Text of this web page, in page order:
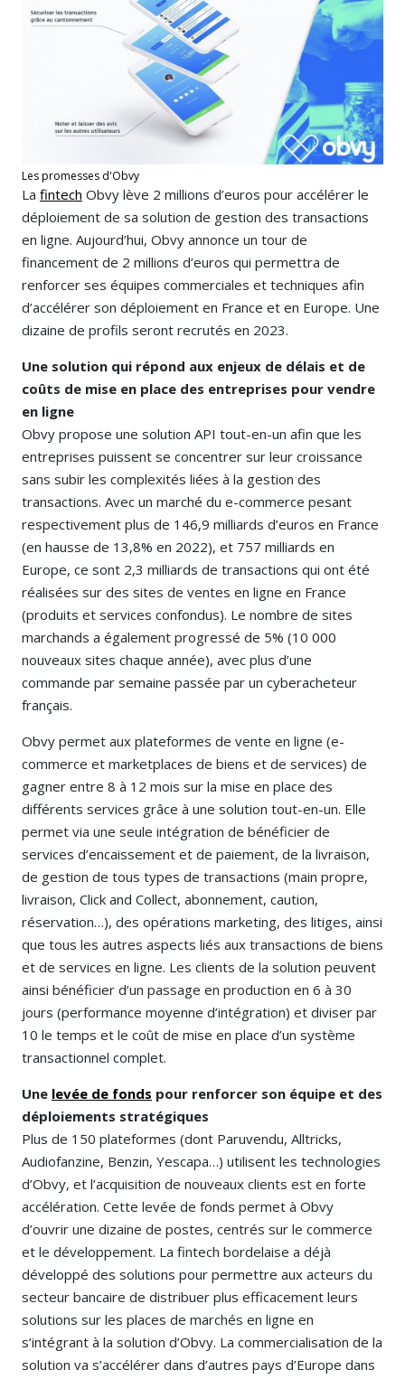
Les promesses d'Obvy
La fintech Obvy lève 2 millions d’euros pour accélérer le
déploiement de sa solution de gestion des transactions
en ligne. Aujourd’hui, Obvy annonce un tour de
financement de 2 millions d’euros qui permettra de
renforcer ses équipes commerciales et techniques afin
d’accélérer son déploiement en France et en Europe. Une
dizaine de profils seront recrutés en 2023.
Une solution qui répond aux enjeux de délais et de
coûts de mise en place des entreprises pour vendre
en ligne
Obvy propose une solution API tout-en-un afin que les
entreprises puissent se concentrer sur leur croissance
sans subir les complexités liées à la gestion des
transactions. Avec un marché du e-commerce pesant
respectivement plus de 146,9 milliards d’euros en France
(en hausse de 13,8% en 2022), et 757 milliards en
Europe, ce sont 2,3 milliards de transactions qui ont été
réalisées sur des sites de ventes en ligne en France
(produits et services confondus). Le nombre de sites
marchands a également progressé de 5% (10 000
nouveaux sites chaque année), avec plus d’une
commande par semaine passée par un cyberacheteur
français.
Obvy permet aux plateformes de vente en ligne (e-
commerce et marketplaces de biens et de services) de
gagner entre 8 à 12 mois sur la mise en place des
différents services grâce à une solution tout-en-un. Elle
permet via une seule intégration de bénéficier de
services d’encaissement et de paiement, de la livraison,
de gestion de tous types de transactions (main propre,
livraison, Click and Collect, abonnement, caution,
réservation…), des opérations marketing, des litiges, ainsi
que tous les autres aspects liés aux transactions de biens
et de services en ligne. Les clients de la solution peuvent
ainsi bénéficier d’un passage en production en 6 à 30
jours (performance moyenne d’intégration) et diviser par
10 le temps et le coût de mise en place d’un système
transactionnel complet.
Une levée de fonds pour renforcer son équipe et des
déploiements stratégiques
Plus de 150 plateformes (dont Paruvendu, Alltricks,
Audiofanzine, Benzin, Yescapa…) utilisent les technologies
d’Obvy, et l’acquisition de nouveaux clients est en forte
accélération. Cette levée de fonds permet à Obvy
d’ouvrir une dizaine de postes, centrés sur le commerce
et le développement. La fintech bordelaise a déjà
développé des solutions pour permettre aux acteurs du
secteur bancaire de distribuer plus efficacement leurs
solutions sur les places de marchés en ligne en
s’intégrant à la solution d’Obvy. La commercialisation de la
solution va s’accélérer dans d’autres pays d’Europe dans